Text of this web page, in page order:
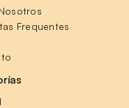
Frequentes